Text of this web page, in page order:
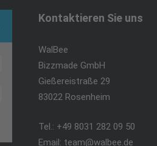
Kontaktieren Sie uns
WalBee
Bizzmade GmbH
Gießereistraße 29
83022 Rosenheim
Tel.: +49 8031 282 09 50
Email: team@walbee.de